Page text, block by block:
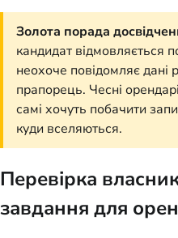
Золота порада
кандидат відмовляється
неохоче повідомляє
прапорець. Чесні
самі хочуть побачити
куди вселяються.
Перевірка
завдання для